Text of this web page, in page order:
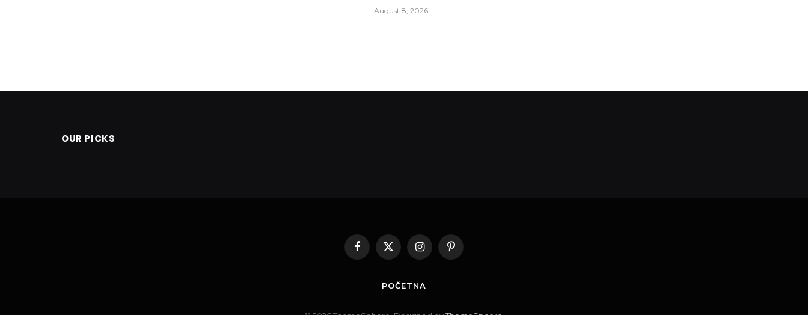
August 8, 2026
OUR PICKS
Facebook
X
(Twitter)
InstagramPinterest
POČETNA